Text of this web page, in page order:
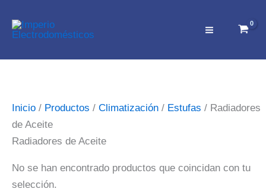
contenido
Inicio / Productos / Climatización / Estufas / Radiadores
de Aceite
Radiadores de Aceite
No se han encontrado productos que coincidan con tu
selección.